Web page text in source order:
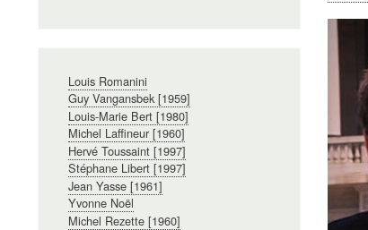
principale
Louis Romanini
Guy Vangansbek [1959]
Louis-Marie Bert [1980]
Michel Laffineur [1960]
Hervé Toussaint [1997]
Stéphane Libert [1997]
Jean Yasse [1961]
Yvonne Noël
Michel Rezette [1960]